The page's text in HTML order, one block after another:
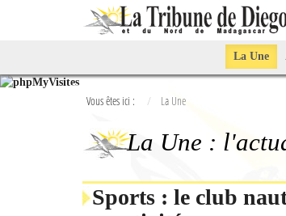
La Une
Vous êtes ici : La Une
La Une :
Sports : le club